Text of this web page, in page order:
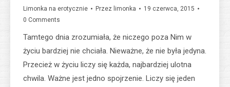
Limonka na erotycznie Przez limonka
19 czerwca, 2015
0 Comments
Tamtego dnia zrozumiała, że niczego poza Nim w
życiu bardziej nie chciała. Nieważne, że nie była jedyna.
Przecież w życiu liczy się każda, najbardziej ulotna
chwila. Ważne jest jedno spojrzenie. Liczy się jeden